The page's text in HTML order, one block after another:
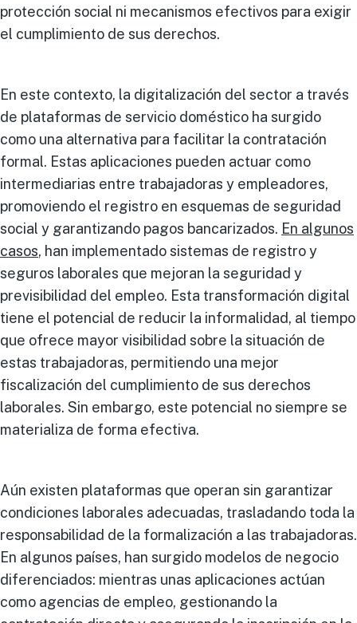
protección social ni mecanismos efectivos para exigir
el cumplimiento de sus derechos.
En este contexto, la digitalización del sector a través
de plataformas de servicio doméstico ha surgido
como una alternativa para facilitar la contratación
formal. Estas aplicaciones pueden actuar como
intermediarias entre trabajadoras y empleadores,
promoviendo el registro en esquemas de seguridad
social y garantizando pagos bancarizados. En algunos
casos, han implementado sistemas de registro y
seguros laborales que mejoran la seguridad y
previsibilidad del empleo. Esta transformación digital
tiene el potencial de reducir la informalidad, al tiempo
que ofrece mayor visibilidad sobre la situación de
estas trabajadoras, permitiendo una mejor
fiscalización del cumplimiento de sus derechos
laborales. Sin embargo, este potencial no siempre se
materializa de forma efectiva.
Aún existen plataformas que operan sin garantizar
condiciones laborales adecuadas, trasladando toda la
responsabilidad de la formalización a las trabajadoras.
En algunos países, han surgido modelos de negocio
diferenciados: mientras unas aplicaciones actúan
como agencias de empleo, gestionando la